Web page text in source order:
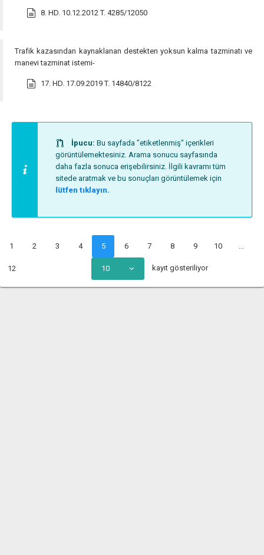
8. HD. 10.12.2012 T. 4285/12050
Trafik kazasından kaynaklanan destekten yoksun kalma tazminatı ve
manevi tazminat istemi-
17. HD. 17.09.2019 T. 14840/8122
İpucu: Bu sayfada "etiketlenmiş" içerikleri
görüntülemektesiniz. Arama sonucu sayfasında
daha fazla sonuca erişebilirsiniz. İlgili kavramı tüm
sitede aratmak ve bu sonuçları görüntülemek için
lütfen tıklayın.
1 2 3 4 5 6 7 8 9 10 ...
12 10 kayıt gösteriliyor